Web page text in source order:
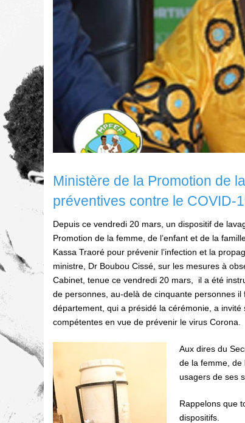
Ministère de la Promotion de
préventives contre le COVID-
Depuis ce vendredi 20 mars, un dispositif de
Promotion de la femme, de l’enfant et de la
Kassa Traoré pour prévenir l’infection et la
ministre, Dr Boubou Cissé, sur les mesures à
Cabinet, tenue ce vendredi 20 mars, il a été
de personnes, au-delà de cinquante personnes
département, qui a présidé la cérémonie, a
compétentes en vue de prévenir le virus Corona.
Aux dires du
de la femme, de
usagers de ses
Rappelons que
dispositifs.